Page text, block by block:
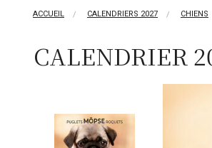
ACCUEIL CALENDRIERS 2027 CHIENS
CALENDRIER